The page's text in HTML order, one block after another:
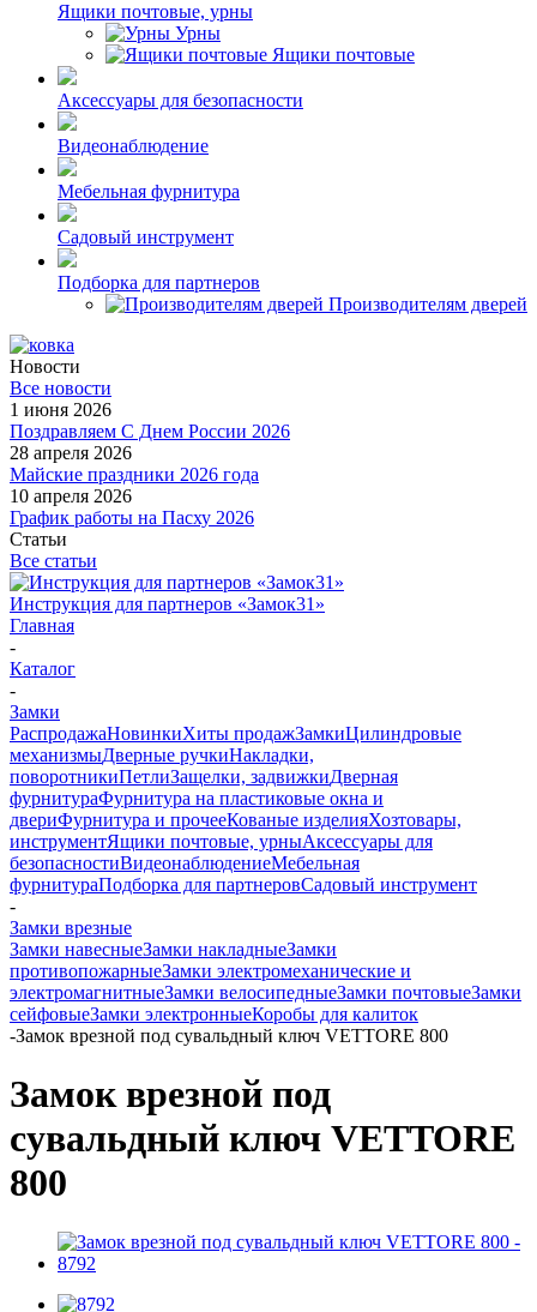
Ящики почтовые, урны
Урны
Ящики почтовые
Аксессуары для безопасности
Видеонаблюдение
Мебельная фурнитура
Садовый инструмент
Подборка для партнеров
Производителям дверей
Новости
Все новости
1 июня 2026
Поздравляем С Днем России 2026
28 апреля 2026
Майские праздники 2026 года
10 апреля 2026
График работы на Пасху 2026
Статьи
Все статьи
Инструкция для партнеров «Замок31»
Главная
-
Каталог
-
Замки
РаспродажаНовинкиХиты продажЗамкиЦилиндровые
механизмыДверные ручкиНакладки,
поворотникиПетлиЗащелки, задвижкиДверная
фурнитураФурнитура на пластиковые окна и
двериФурнитура и прочееКованые изделияХозтовары,
инструментЯщики почтовые, урныАксессуары для
безопасностиВидеонаблюдениеМебельная
фурнитураПодборка для партнеровСадовый инструмент
-
Замки врезные
Замки навесныеЗамки накладныеЗамки
противопожарныеЗамки электромеханические и
электромагнитныеЗамки велосипедныеЗамки почтовыеЗамки
сейфовыеЗамки электронныеКоробы для калиток
-Замок врезной под сувальдный ключ VETTORE 800
Замок врезной под
сувальдный ключ VETTORE
800